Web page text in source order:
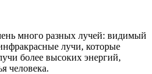
много разных лучей: видимый
лучи, которые
более высоких энергий,
человека.